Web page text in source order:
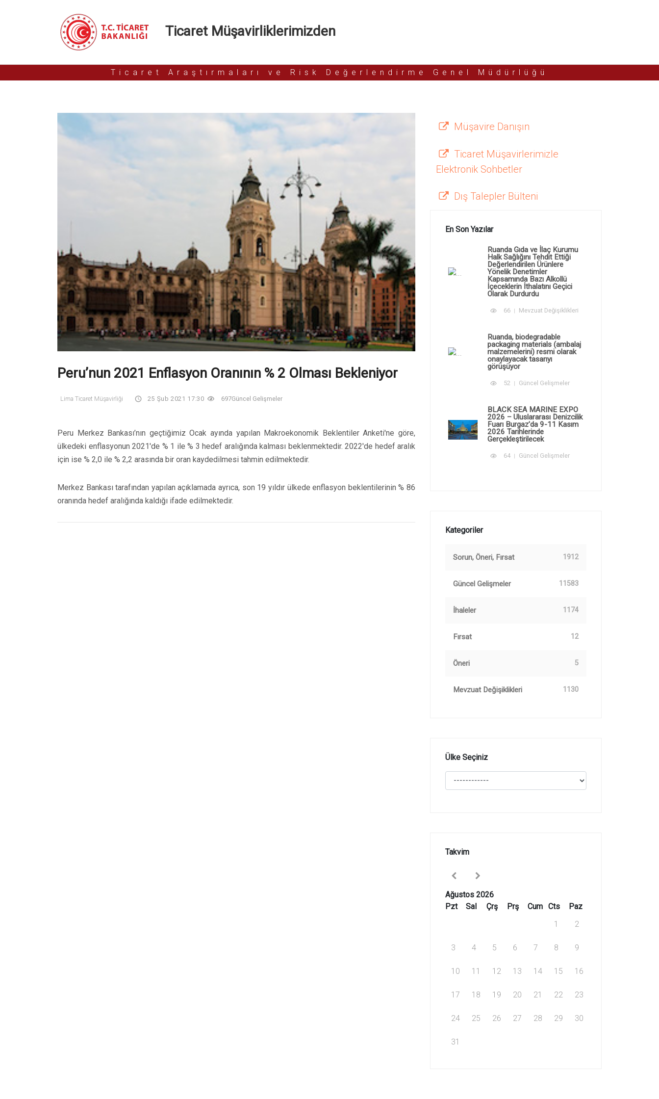
Ticaret Müşavirliklerimizden
Ticaret Araştırmaları ve Risk Değerlendirme Genel Müdürlüğü
Peru’nun 2021 Enflasyon Oranının % 2 Olması Bekleniyor
Lima Ticaret Müşavirliği 25 Şub 2021 17:30 697Güncel Gelişmeler
Peru Merkez Bankası’nın geçtiğimiz Ocak ayında yapılan Makroekonomik Beklentiler Anketi'ne göre,
ülkedeki enflasyonun 2021'de % 1 ile % 3 hedef aralığında kalması beklenmektedir. 2022'de hedef aralık
için ise % 2,0 ile % 2,2 arasında bir oran kaydedilmesi tahmin edilmektedir.
Merkez Bankası tarafından yapılan açıklamada ayrıca, son 19 yıldır ülkede enflasyon beklentilerinin % 86
oranında hedef aralığında kaldığı ifade edilmektedir.
Müşavire Danışın
Ticaret Müşavirlerimizle
Elektronik Sohbetler
Dış Talepler Bülteni
En Son Yazılar
Ruanda Gıda ve İlaç Kurumu
Halk Sağlığını Tehdit Ettiği
Değerlendirilen Ürünlere
Yönelik Denetimler
Kapsamında Bazı Alkollü
İçeceklerin İthalatını Geçici
Olarak Durdurdu
66 Mevzuat Değişiklikleri
Ruanda, biodegradable
packaging materials (ambalaj
malzemelerini) resmi olarak
onaylayacak tasarıyı
görüşüyor
52 Güncel Gelişmeler
BLACK SEA MARINE EXPO
2026 – Uluslararası Denizcilik
Fuarı Burgaz'da 9-11 Kasım
2026 Tarihlerinde
Gerçekleştirilecek
64 Güncel Gelişmeler
Kategoriler
Sorun, Öneri, Fırsat 1912
Güncel Gelişmeler 11583
İhaleler 1174
Fırsat 12
Öneri 5
Mevzuat Değişiklikleri 1130
Ülke Seçiniz
Takvim
Ağustos 2026
Pzt
Sal Çrş Prş Cum Cts
Paz
1
2
3 4 5 6 7 8 9
10 11 12 13 14 15 16
17 18 19 20 21 22 23
24 25 26 27 28 29 30
31